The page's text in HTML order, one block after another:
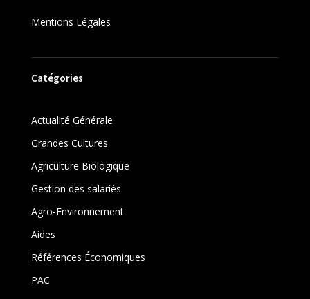
Mentions Légales
Catégories
Actualité Générale
Grandes Cultures
Agriculture Biologique
Gestion des salariés
Agro-Environnement
Aides
Références Économiques
PAC